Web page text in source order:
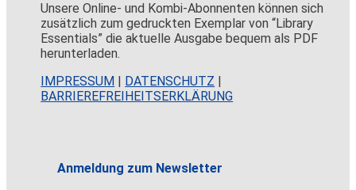
Unsere Online- und Kombi-Abonnenten können sich
zusätzlich zum gedruckten Exemplar von “Library
Essentials” die aktuelle Ausgabe bequem als PDF
herunterladen.
IMPRESSUM
DATENSCHUTZ
BARRIEREFREIHEITSERKLÄRUNG
Anmeldung zum Newsletter